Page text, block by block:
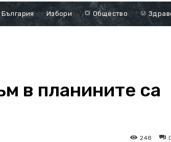
България Избори Общество
в планините са
248